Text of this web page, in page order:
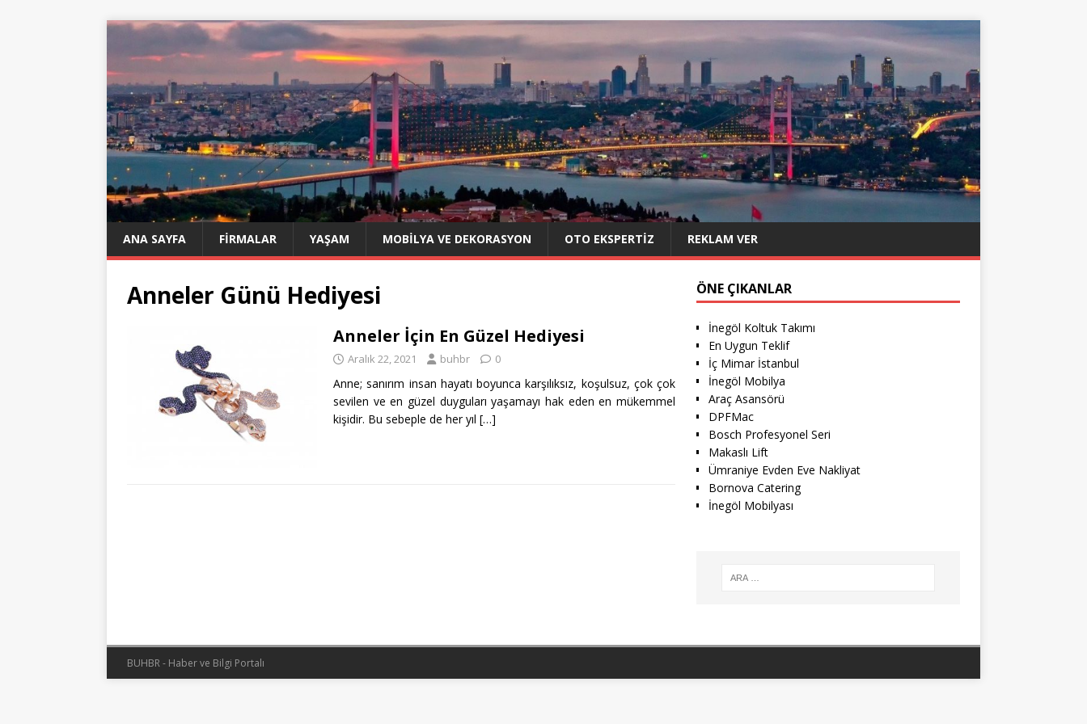
ANA SAYFA FIRMALAR YAŞAM MOBILYA VE DEKORASYON OTO EKSPERTIZ REKLAM VER
Anneler Günü Hediyesi
Anneler İçin En Güzel Hediyesi
Aralık 22, 2021 buhbr 0
Anne; sanırım insan hayatı boyunca karşılıksız, koşulsuz, çok çok
sevilen ve en güzel duyguları yaşamayı hak eden en mükemmel
kişidir. Bu sebeple de her yıl […]
ÖNE ÇIKANLAR
İnegöl Koltuk Takımı
En Uygun Teklif
İç Mimar İstanbul
İnegöl Mobilya
Araç Asansörü
DPFMac
Bosch Profesyonel Seri
Makaslı Lift
Ümraniye Evden Eve Nakliyat
Bornova Catering
İnegöl Mobilyası
BUHBR - Haber ve Bilgi Portalı